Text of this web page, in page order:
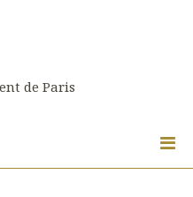
de Paris